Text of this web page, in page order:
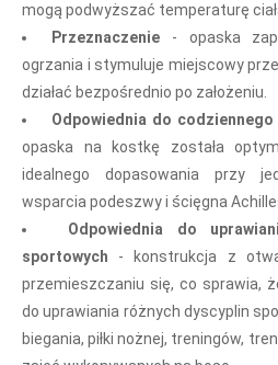
mogą podwyższać temperaturę
Przeznaczenie - opaska
ogrzania i stymuluje miejscowy
działać bezpośrednio po założeniu.
Odpowiednia do
opaska na kostkę została
idealnego dopasowania przy
wsparcia podeszwy i ścięgna
Odpowiednia do
sportowych - konstrukcja z
przemieszczaniu się, co sprawia,
do uprawiania różnych dyscyplin
biegania, piłki nożnej, treningów,